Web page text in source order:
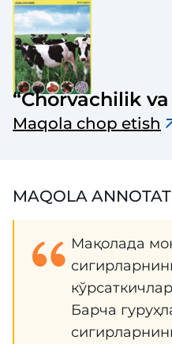
Maqola chop etish
MAQOLA
Мақолада
Барча